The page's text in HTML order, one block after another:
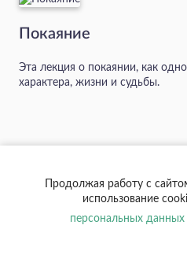
Покаяние
Эта лекция о покаянии, как
характера, жизни и судьбы.
Продолжая работу с
использование
персональных данных